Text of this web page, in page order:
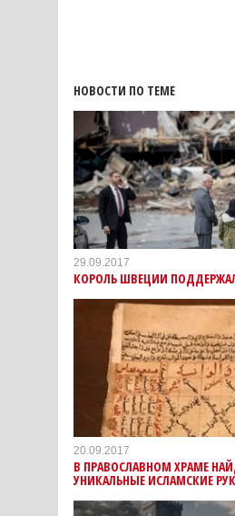
НОВОСТИ ПО ТЕМЕ
29.09.2017
КОРОЛЬ ШВЕЦИИ
20.09.2017
В ПРАВОСЛАВНОМ ХРАМЕ
УНИКАЛЬНЫЕ ИСЛАМСКИЕ